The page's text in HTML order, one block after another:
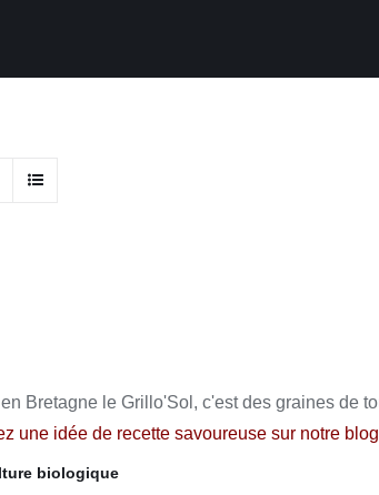
:
€
Bretagne le Grillo'Sol, c'est des graines de
une idée de recette savoureuse sur notre
biologique